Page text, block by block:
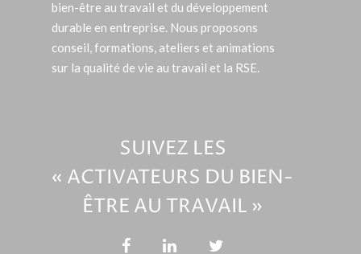
bien-être au travail et du développement
durable en entreprise. Nous proposons
conseil, formations, ateliers et animations
sur la qualité de vie au travail et la RSE.
SUIVEZ LES
« ACTIVATEURS DU BIEN-
ÊTRE AU TRAVAIL »